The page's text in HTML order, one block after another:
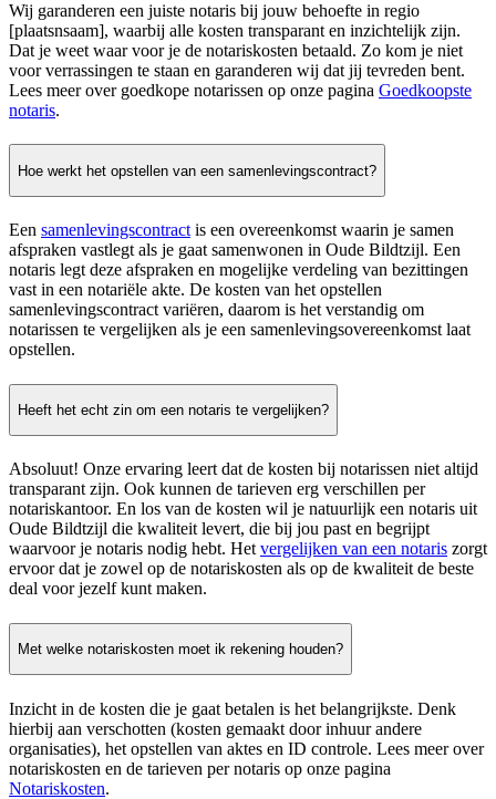
Wij garanderen een juiste notaris bij jouw behoefte in regio
[plaatsnsaam], waarbij alle kosten transparant en inzichtelijk zijn.
Dat je weet waar voor je de notariskosten betaald. Zo kom je niet
voor verrassingen te staan en garanderen wij dat jij tevreden bent.
Lees meer over goedkope notarissen op onze pagina Goedkoopste
notaris.
Hoe werkt het opstellen van een samenlevingscontract?
Een samenlevingscontract is een overeenkomst waarin je samen
afspraken vastlegt als je gaat samenwonen in Oude Bildtzijl. Een
notaris legt deze afspraken en mogelijke verdeling van bezittingen
vast in een notariële akte. De kosten van het opstellen
samenlevingscontract variëren, daarom is het verstandig om
notarissen te vergelijken als je een samenlevingsovereenkomst laat
opstellen.
Heeft het echt zin om een notaris te vergelijken?
Absoluut! Onze ervaring leert dat de kosten bij notarissen niet altijd
transparant zijn. Ook kunnen de tarieven erg verschillen per
notariskantoor. En los van de kosten wil je natuurlijk een notaris uit
Oude Bildtzijl die kwaliteit levert, die bij jou past en begrijpt
waarvoor je notaris nodig hebt. Hetvergelijken van een notaris zorgt
ervoor dat je zowel op de notariskosten als op de kwaliteit de beste
deal voor jezelf kunt maken.
Met welke notariskosten moet ik rekening houden?
Inzicht in de kosten die je gaat betalen is het belangrijkste. Denk
hierbij aan verschotten (kosten gemaakt door inhuur andere
organisaties), het opstellen van aktes en ID controle. Lees meer over
notariskosten en de tarieven per notaris op onze pagina
Notariskosten.